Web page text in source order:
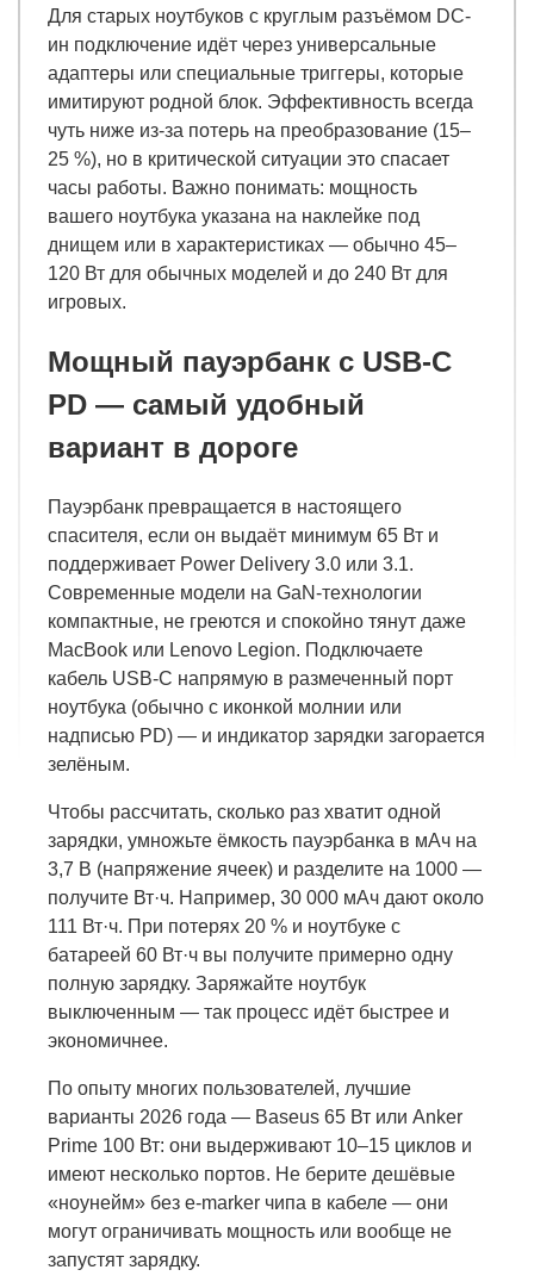
Для старых ноутбуков с круглым разъёмом DC-
ин подключение идёт через универсальные
адаптеры или специальные триггеры, которые
имитируют родной блок. Эффективность всегда
чуть ниже из-за потерь на преобразование (15–
25 %), но в критической ситуации это спасает
часы работы. Важно понимать: мощность
вашего ноутбука указана на наклейке под
днищем или в характеристиках — обычно 45–
120 Вт для обычных моделей и до 240 Вт для
игровых.
Мощный пауэрбанк с USB-C
PD — самый удобный
вариант в дороге
Пауэрбанк превращается в настоящего
спасителя, если он выдаёт минимум 65 Вт и
поддерживает Power Delivery 3.0 или 3.1.
Современные модели на GaN-технологии
компактные, не греются и спокойно тянут даже
MacBook или Lenovo Legion. Подключаете
кабель USB-C напрямую в размеченный порт
ноутбука (обычно с иконкой молнии или
надписью PD) — и индикатор зарядки загорается
зелёным.
Чтобы рассчитать, сколько раз хватит одной
зарядки, умножьте ёмкость пауэрбанка в мАч на
3,7 В (напряжение ячеек) и разделите на 1000 —
получите Вт·ч. Например, 30 000 мАч дают около
111 Вт·ч. При потерях 20 % и ноутбуке с
батареей 60 Вт·ч вы получите примерно одну
полную зарядку. Заряжайте ноутбук
выключенным — так процесс идёт быстрее и
экономичнее.
По опыту многих пользователей, лучшие
варианты 2026 года — Baseus 65 Вт или Anker
Prime 100 Вт: они выдерживают 10–15 циклов и
имеют несколько портов. Не берите дешёвые
«ноунейм» без e-marker чипа в кабеле — они
могут ограничивать мощность или вообще не
запустят зарядку.